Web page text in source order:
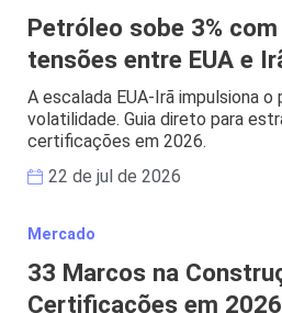
Petróleo sobe 3%
tensões entre EUA e
A escalada EUA-Irã impulsiona
volatilidade. Guia direto para
certificações em 2026.
22 de jul de 2026
Mercado
33 Marcos na
Certificações em 2026